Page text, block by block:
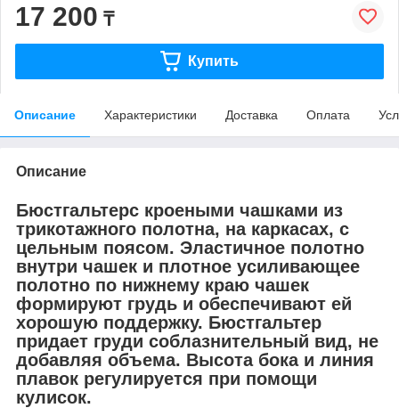
17 200 ₸
Купить
Описание Характеристики Доставка Оплата
Описание
Бюстгальтерс кроеными чашками из
трикотажного полотна, на каркасах, с
цельным поясом. Эластичное полотно
внутри чашек и плотное усиливающее
полотно по нижнему краю чашек
формируют грудь и обеспечивают ей
хорошую поддержку. Бюстгальтер
придает груди соблазнительный вид, не
добавляя объема. Высота бока и линия
плавок регулируется при помощи
кулисок.